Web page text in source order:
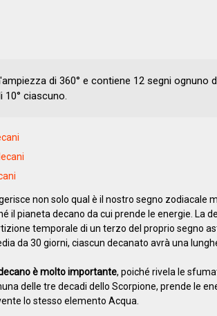
di 360° e contiene 12 segni ognuno
10° ciascuno.
non solo qual è il nostro segno zodiacale
il pianeta decano da cui prende le energie. La
temporale di un terzo del proprio segno
da 30 giorni, ciascun decanato avrà una
è molto importante, poiché rivela le
delle tre decadi dello Scorpione, prende le
lo stesso elemento Acqua.